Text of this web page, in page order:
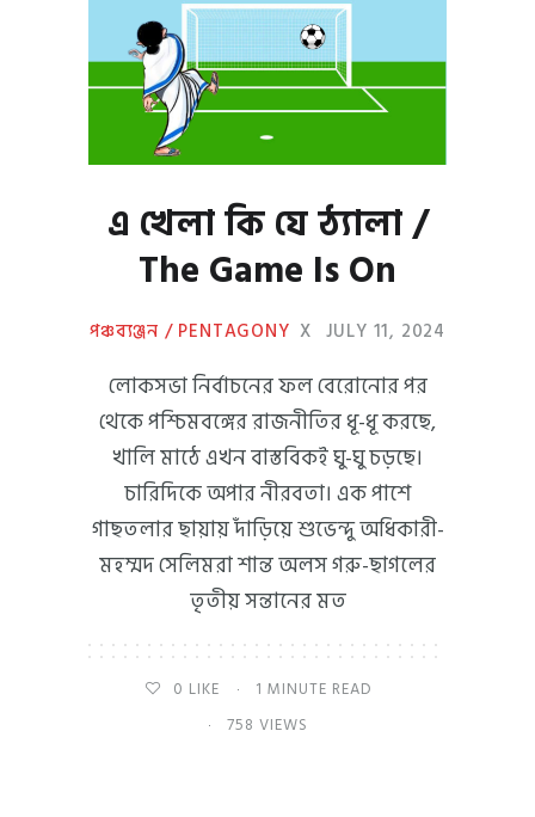
এ খেলা কি যে ঠ্যালা /
The Game Is On
পঞ্চব্যঞ্জন / PENTAGONY X JULY 11, 2024
লোকসভা নির্বাচনের ফল বেরোনোর পর
থেকে পশ্চিমবঙ্গের রাজনীতির ধূ-ধূ করছে,
খালি মাঠে এখন বাস্তবিকই ঘু-ঘু চড়ছে।
চারিদিকে অপার নীরবতা। এক পাশে
গাছতলার ছায়ায় দাঁড়িয়ে শুভেন্দু অধিকারী-
মহম্মদ সেলিমরা শান্ত অলস গরু-ছাগলের
তৃতীয় সন্তানের মত
0 LIKE
1 MINUTE READ
758 VIEWS